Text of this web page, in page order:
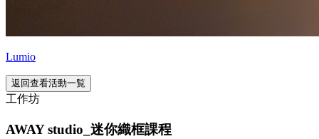
Lumio
返回查看活動一覧
工作坊
AWAY studio_迷你織框課程